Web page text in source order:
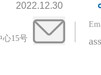
2022.12.30
心15号